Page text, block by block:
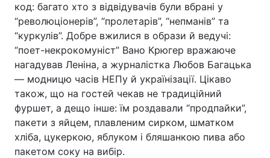
Україна Політика
Економіка Світ
Спорт Наука
Техно і зв'язок Лайт
Зброя Інциденти
Здоров'я Туризм
код: багато хто з відвідувачів були вбрані у
“революціонерів”, “пролетарів”, “непманів” та
“куркулів”. Добре вжилися в образи й ведучі:
“поет-некрокомуніст” Вано Крюгер вражаюче
нагадував Леніна, а журналістка Любов Багацька
— модницю часів НЕПу й українізації. Цікаво
також, що на гостей чекав не традиційний
фуршет, а дещо інше: їм роздавали “продпайки”,
пакети з яйцем, плавленим сирком, шматком
хліба, цукеркою, яблуком і бляшанкою пива або
пакетом соку на вибір.